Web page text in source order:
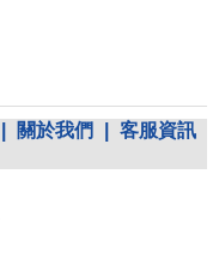
關於我們
客服資訊